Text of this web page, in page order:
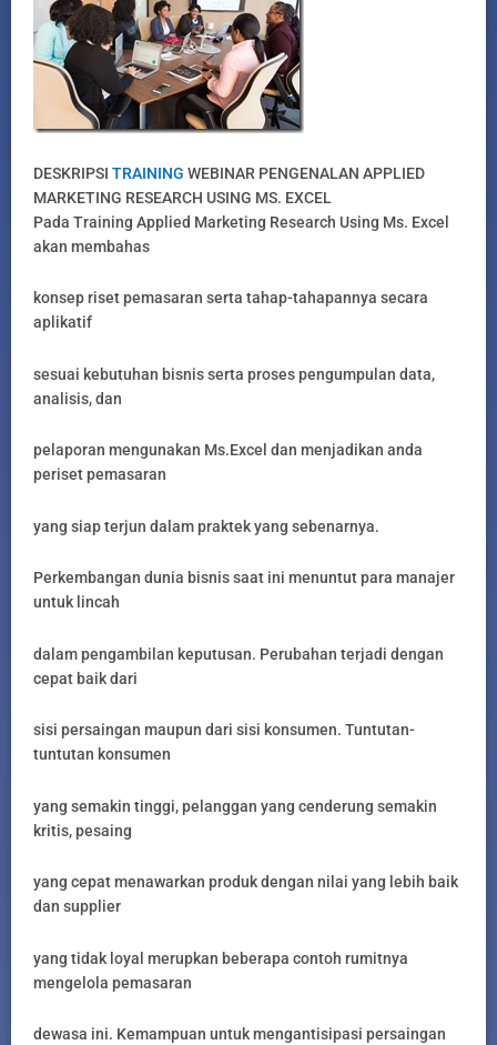
DESKRIPSI TRAINING WEBINAR PENGENALAN APPLIED
MARKETING RESEARCH USING MS. EXCEL
Pada Training Applied Marketing Research Using Ms. Excel
akan membahas
konsep riset pemasaran serta tahap-tahapannya secara
aplikatif
sesuai kebutuhan bisnis serta proses pengumpulan data,
analisis, dan
pelaporan mengunakan Ms.Excel dan menjadikan anda
periset pemasaran
yang siap terjun dalam praktek yang sebenarnya.
Perkembangan dunia bisnis saat ini menuntut para manajer
untuk lincah
dalam pengambilan keputusan. Perubahan terjadi dengan
cepat baik dari
sisi persaingan maupun dari sisi konsumen. Tuntutan-
tuntutan konsumen
yang semakin tinggi, pelanggan yang cenderung semakin
kritis, pesaing
yang cepat menawarkan produk dengan nilai yang lebih baik
dan supplier
yang tidak loyal merupkan beberapa contoh rumitnya
mengelola pemasaran
dewasa ini. Kemampuan untuk mengantisipasi persaingan